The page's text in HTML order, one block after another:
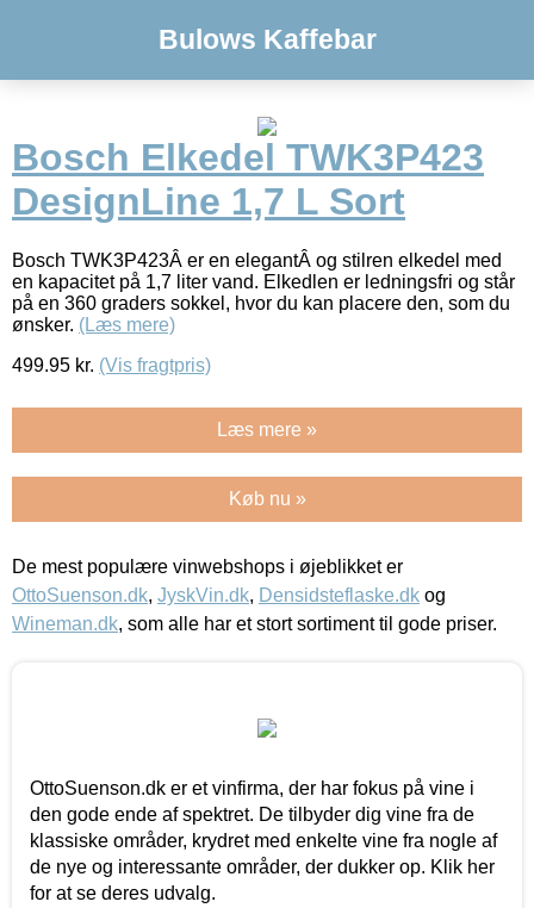
Bulows Kaffebar
Bosch Elkedel TWK3P423
DesignLine 1,7 L Sort
Bosch TWK3P423Â er en elegantÂ og stilren elkedel med
en kapacitet på 1,7 liter vand. Elkedlen er ledningsfri og står
på en 360 graders sokkel, hvor du kan placere den, som du
ønsker. (Læs mere)
499.95 kr. (Vis fragtpris)
Læs mere »
Køb nu »
De mest populære vinwebshops i øjeblikket er
OttoSuenson.dk, JyskVin.dk, Densidsteflaske.dk og
Wineman.dk, som alle har et stort sortiment til gode priser.
OttoSuenson.dk er et vinfirma, der har fokus på vine i
den gode ende af spektret. De tilbyder dig vine fra de
klassiske områder, krydret med enkelte vine fra nogle af
de nye og interessante områder, der dukker op. Klik her
for at se deres udvalg.